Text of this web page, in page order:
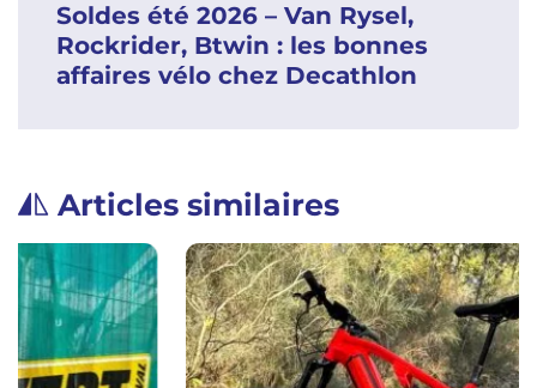
Soldes été 2026 – Van Rysel,
Rockrider, Btwin : les bonnes
affaires vélo chez Decathlon
Articles similaires